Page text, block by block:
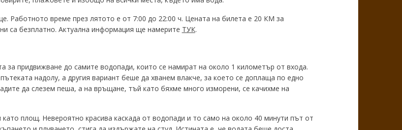
Работното време през лятото е от 7:00 до 22:00 ч. Цената на билета е 20 КМ за
са безплатно. Актуална информация ще намерите ТУК.
за придвижване до самите водопади, които се намират на около 1 километър от входа.
надолу, а другия вариант беше да хванем влакче, за което се доплаща по едно
да слезем пеша, а на връщане, тъй като бяхме много изморени, се качихме на
площ. Невероятно красива каскада от водопади и то само на около 40 минути път от